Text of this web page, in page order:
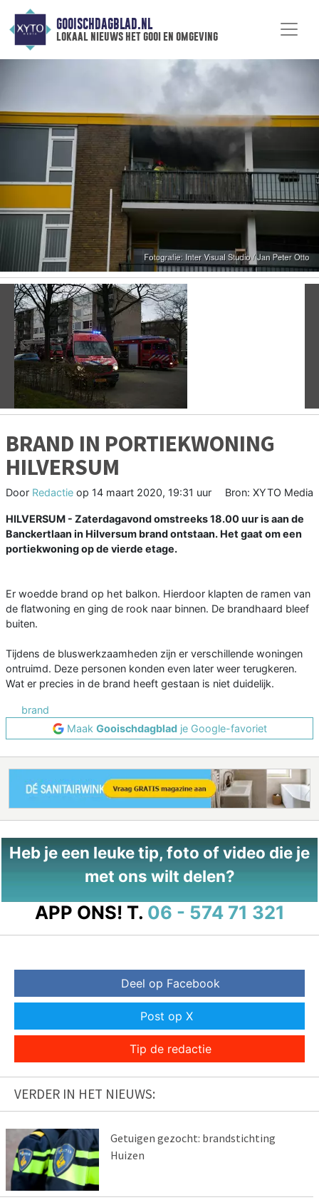
GOOISCHDAGBLAD.NL
lokaal nieuws het gooi en omgeving
Vorige
BRAND IN PORTIEKWONING
HILVERSUM
Door Redactie op 14 maart 2020, 19:31 uur Bron: XYTO Media
HILVERSUM - Zaterdagavond omstreeks 18.00 uur is aan de
Banckertlaan in Hilversum brand ontstaan. Het gaat om een
portiekwoning op de vierde etage.
Er woedde brand op het balkon. Hierdoor klapten de ramen van
de flatwoning en ging de rook naar binnen. De brandhaard bleef
buiten.
Tijdens de bluswerkzaamheden zijn er verschillende woningen
ontruimd. Deze personen konden even later weer terugkeren.
Wat er precies in de brand heeft gestaan is niet duidelijk.
brand
Maak Gooischdagbladje Google-favoriet
Heb je een leuke tip, foto of video die je
met ons wilt delen?
APP ONS! T. 06 - 574 71 321
Deel op Facebook
Post op X
Tip de redactie
VERDER IN HET NIEUWS:
Getuigen gezocht: brandstichting
Huizen